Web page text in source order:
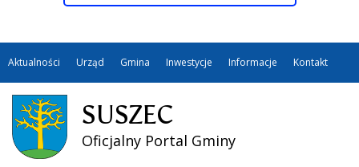
Aktualności Urząd Gmina Inwestycje Informacje Kontakt
SUSZEC
Oficjalny Portal Gminy